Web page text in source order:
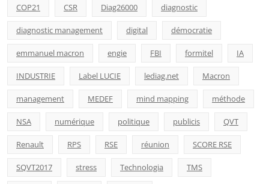
COP21 CSR Diag26000 diagnostic
diagnostic management digital démocratie
emmanuel macron engie FBI formitel IA
INDUSTRIE Label LUCIE lediag.net Macron
management MEDEF mind mapping méthode
NSA numérique politique publicis QVT
Renault RPS RSE réunion SCORE RSE
SQVT2017 stress Technologia TMS